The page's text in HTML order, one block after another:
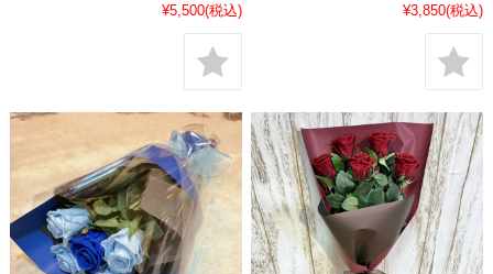
¥5,500(税込) ¥3,850(税込)